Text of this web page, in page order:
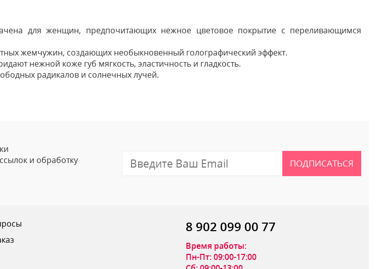
для женщин, предпочитающих нежное цветовое покрытие с переливающимся
жемчужин, создающих необыкновенный голографический эффект.
нежной коже губ мягкость, эластичность и гладкость.
радикалов и солнечных лучей.
и обработку
ПОДПИСАТЬСЯ
8 902 099 00 77
Время работы:
Пн-Пт: 09:00-17:00